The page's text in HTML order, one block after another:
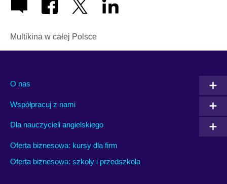
Multikina w całej Polsce
O nas
Współpracuj z nami
Dla nauczycieli angielskiego
Oferta biznesowa: kursy dla firm
Oferta biznesowa: szkoły i przedszkola